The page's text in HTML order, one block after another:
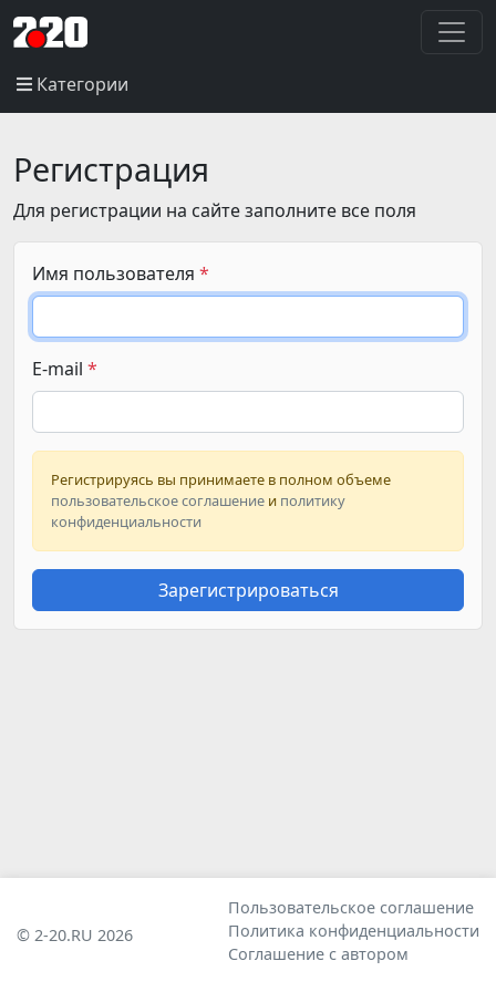
Категории
Регистрация
Для регистрации на сайте заполните все поля
Имя пользователя
E-mail
Регистрируясь вы принимаете в полном объеме
пользовательское соглашение и политику
конфиденциальности
Зарегистрироваться
© 2-20.RU 2026
Пользовательское соглашение
Политика конфиденциальности
Соглашение с автором